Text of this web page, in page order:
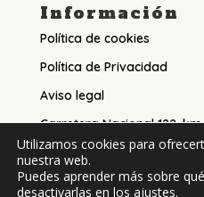
Información
Política de cookies
Política de Privacidad
Aviso legal
Carretera Nacional 122,
Teléfono: 980 69 11 96
Utilizamos cookies para
nuestra web.
Puedes aprender más sobre
desactivarlas en los ajustes.